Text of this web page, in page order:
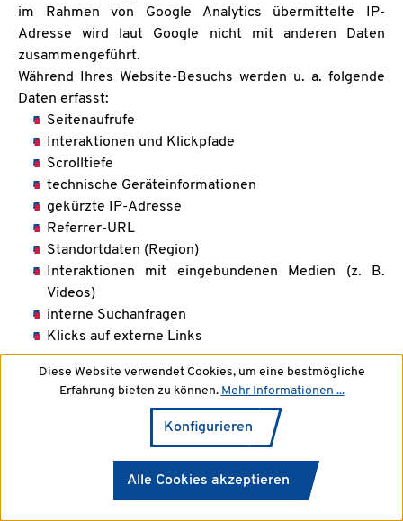
im Rahmen von Google Analytics übermittelte IP-
Adresse wird laut Google nicht mit anderen Daten
zusammengeführt.
Während Ihres Website-Besuchs werden u. a. folgende
Daten erfasst:
Seitenaufrufe
Interaktionen und Klickpfade
Scrolltiefe
technische Geräteinformationen
gekürzte IP-Adresse
Referrer-URL
Standortdaten (Region)
Interaktionen mit eingebundenen Medien (z. B.
Videos)
interne Suchanfragen
Klicks auf externe Links
Zweck der Verarbeitung
Google nutzt diese Daten in unserem Auftrag, um Ihre
pseudonyme Nutzung der Website auszuwerten und
Reports über Websiteaktivitäten zu erstellen. Dies dient
der Optimierung unseres Online-Angebots und der
Erfolgsmessung unserer Marketingmaßnahmen.
Diese Website verwendet Cookies, um eine bestmögliche
Erfahrung bieten zu können. Mehr Informationen ...
Konfigurieren
Alle Cookies akzeptieren